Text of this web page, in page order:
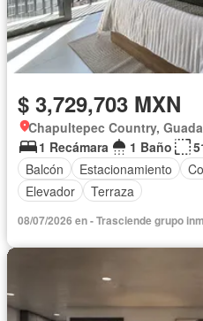
$ 3,729,703 MXN
Chapultepec Country,
1 Recámara
1 Baño
Balcón
Estacionamiento
Elevador
Terraza
08/07/2026 en - Trasciende grupo